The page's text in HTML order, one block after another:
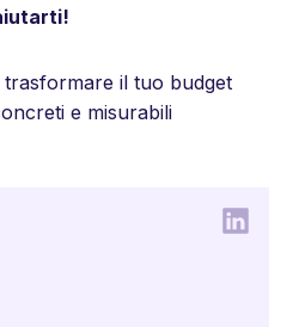
trasformare il tuo budget
e misurabili